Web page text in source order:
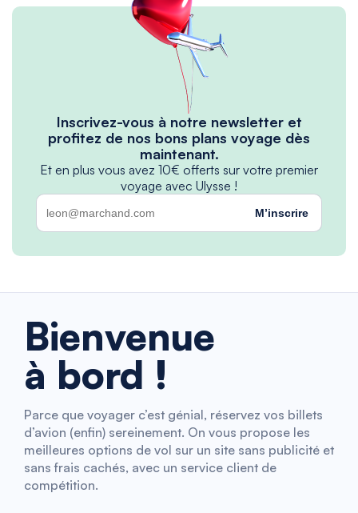
Inscrivez-vous à notre newsletter et
profitez de nos bons plans voyage dès
maintenant.
Et en plus vous avez 10€ offerts sur votre premier
voyage avec Ulysse !
M’inscrire
Bienvenue
à bord !
Parce que voyager c’est génial, réservez vos billets
d’avion (enfin) sereinement. On vous propose les
meilleures options de vol sur un site sans publicité et
sans frais cachés, avec un service client de
compétition.